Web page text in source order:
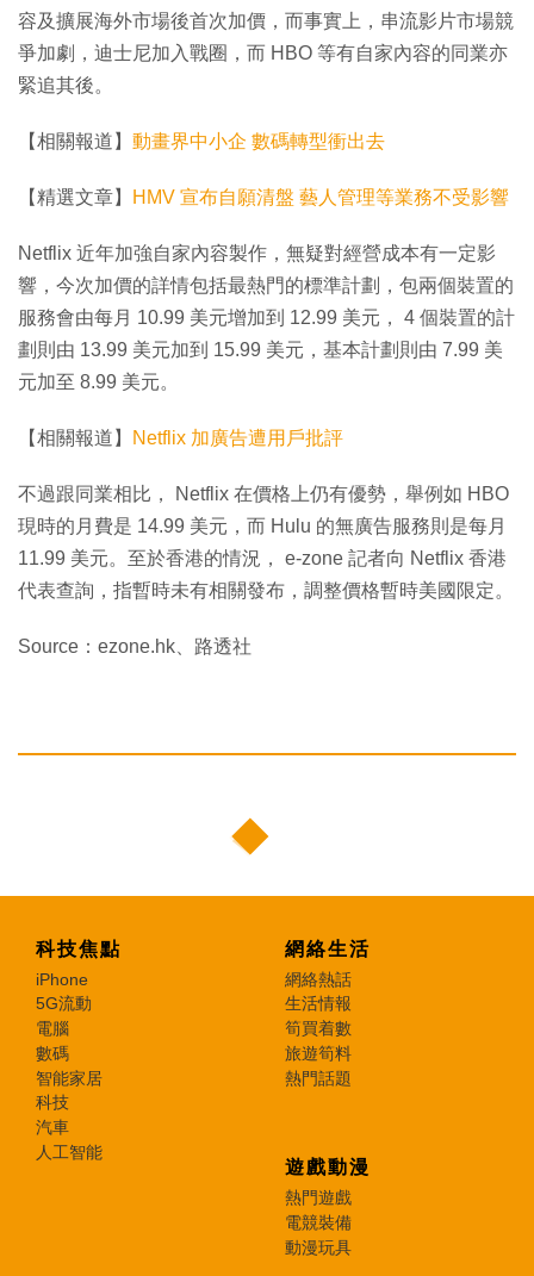
容及擴展海外市場後首次加價，而事實上，串流影片市場競
爭加劇，迪士尼加入戰圈，而 HBO 等有自家內容的同業亦
緊追其後。
【相關報道】 動畫界中小企 數碼轉型衝出去
【精選文章】 HMV 宣布自願清盤 藝人管理等業務不受影響
Netflix 近年加強自家內容製作，無疑對經營成本有一定影
響，今次加價的詳情包括最熱門的標準計劃，包兩個裝置的
服務會由每月 10.99 美元增加到 12.99 美元， 4 個裝置的計
劃則由 13.99 美元加到 15.99 美元，基本計劃則由 7.99 美
元加至 8.99 美元。
【相關報道】 Netflix 加廣告遭用戶批評
不過跟同業相比， Netflix 在價格上仍有優勢，舉例如 HBO
現時的月費是 14.99 美元，而 Hulu 的無廣告服務則是每月
11.99 美元。至於香港的情況， e-zone 記者向 Netflix 香港
代表查詢，指暫時未有相關發布，調整價格暫時美國限定。
Source：ezone.hk、路透社
科技焦點
iPhone
5G流動
電腦
數碼
智能家居
科技
汽車
人工智能
網絡生活
網絡熱話
生活情報
筍買着數
旅遊筍料
熱門話題
遊戲動漫
熱門遊戲
電競裝備
動漫玩具